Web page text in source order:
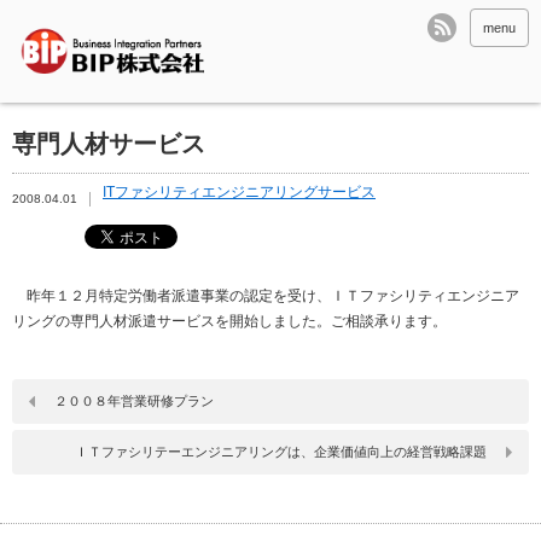
menu
専門人材サービス
2008.04.01 ITファシリティエンジニアリングサービス
昨年１２月特定労働者派遣事業の認定を受け、ＩＴファシリティエンジニア
リングの専門人材派遣サービスを開始しました。ご相談承ります。
２００８年営業研修プラン
ＩＴファシリテーエンジニアリングは、企業価値向上の経営戦略課題